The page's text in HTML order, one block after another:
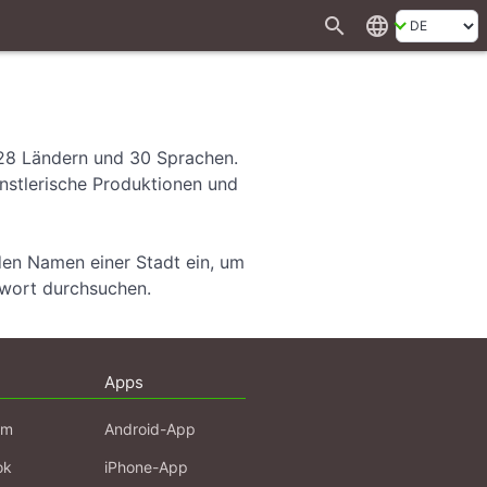
search language
Ländern und 30 Sprachen.
Produktionen und
Namen einer Stadt ein, um
durchsuchen.
Apps
Android-App
iPhone-App